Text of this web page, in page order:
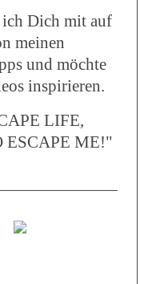
Dich mit auf
meinen
und möchte
inspirieren.
LIFE,
ESCAPE ME!"